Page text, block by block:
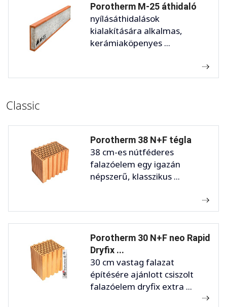
Porotherm M-25 áthidaló
nyílásáthidalások
kialakítására alkalmas,
kerámiaköpenyes ...
Classic
Porotherm 38 N+F tégla
38 cm-es nútféderes
falazóelem egy igazán
népszerű, klasszikus ...
Porotherm 30 N+F neo Rapid
Dryfix ...
30 cm vastag falazat
építésére ajánlott csiszolt
falazóelem dryfix extra ...